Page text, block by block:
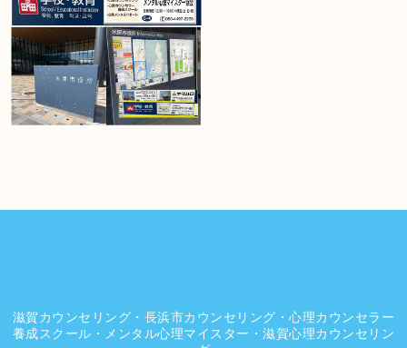
滋賀カウンセリング・長浜市カウンセリング・心理カウンセラー
養成スクール・メンタル心理マイスター・滋賀心理カウンセリン